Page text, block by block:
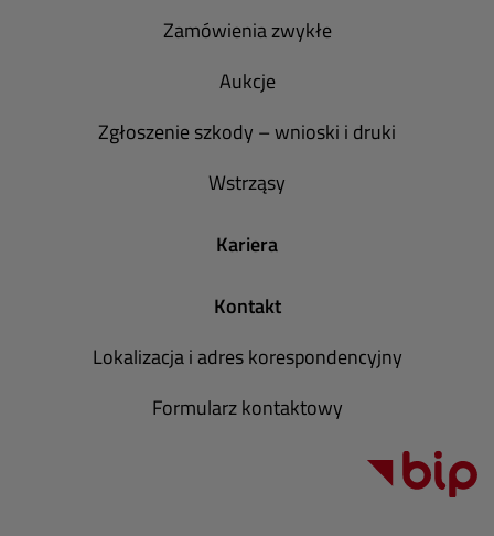
Zamówienia zwykłe
Aukcje
Zgłoszenie szkody – wnioski i druki
Wstrząsy
Kariera
Kontakt
Lokalizacja i adres korespondencyjny
Formularz kontaktowy